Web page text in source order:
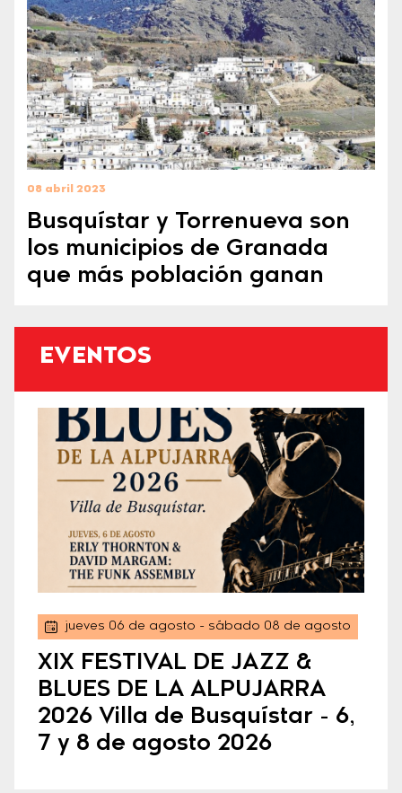
08 abril 2023
Busquístar y Torrenueva son
los municipios de Granada
que más población ganan
EVENTOS
jueves 06 de agosto - sábado 08 de agosto
XIX FESTIVAL DE JAZZ &
BLUES DE LA ALPUJARRA
2026 Villa de Busquístar - 6,
7 y 8 de agosto 2026